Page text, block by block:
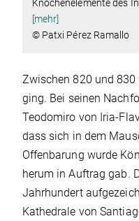
Knochenelemente des
[mehr]
© Patxi Pérez Ramallo
Zwischen 820 und 830
ging. Bei seinen
Teodomiro von Iria-
dass sich in dem
Offenbarung wurde
herum in Auftrag gab.
Jahrhundert
Kathedrale von